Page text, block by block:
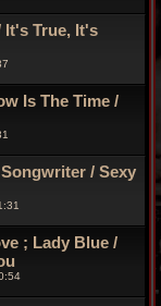
It's True, It's
Is The Time /
/ Sexy
; Lady Blue /